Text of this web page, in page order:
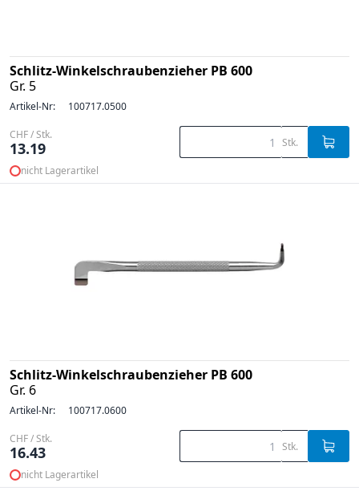
Schlitz-Winkelschraubenzieher PB 600
Gr. 5
Artikel-Nr: 100717.0500
CHF / Stk.
13.19 Stk.
nicht Lagerartikel
Schlitz-Winkelschraubenzieher PB 600
Gr. 6
Artikel-Nr: 100717.0600
CHF / Stk.
16.43 Stk.
nicht Lagerartikel